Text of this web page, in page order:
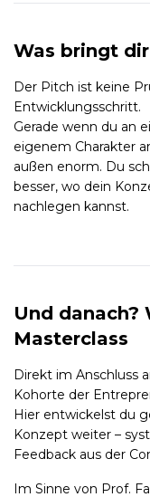
Was bringt
Der Pitch ist keine
Entwicklungsschritt.
Gerade wenn du an
eigenem Charakter
außen enorm. Du
besser, wo dein
nachlegen kannst.
Und danach?
Masterclass
Direkt im Anschluss
Kohorte der
Hier entwickelst du
Konzept weiter –
Feedback aus der
Im Sinne von Prof.